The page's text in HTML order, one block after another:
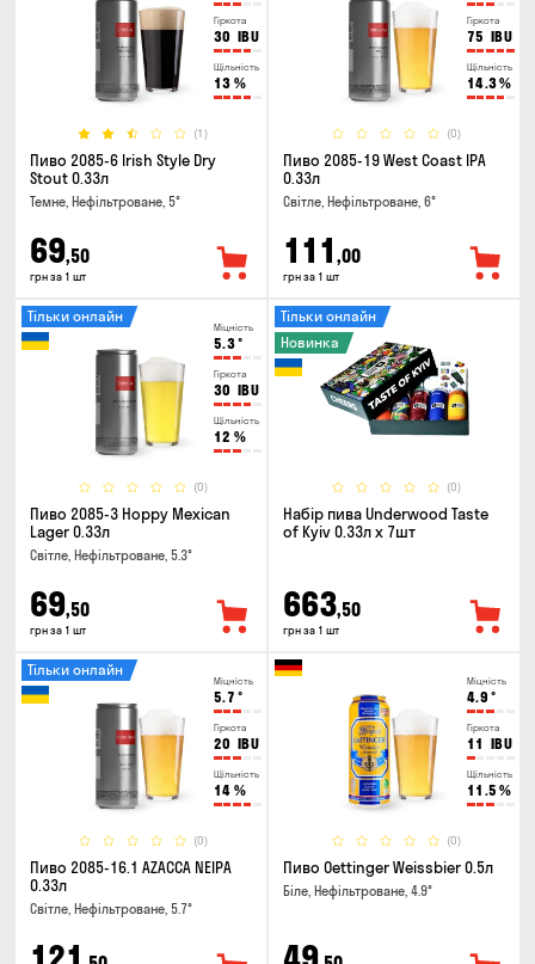
Гіркота
30 IBU
Щільність
13 %
(1)
Пиво 2085-6 Irish Style Dry
Stout 0.33л
Темне, Нефільтроване, 5°
69,50
грн за 1 шт
Гіркота
75 IBU
Щільність
14.3%
(0)
Пиво 2085-19 West Coast IPA
0.33л
Світле, Нефільтроване, 6°
111 ,00
грн за 1 шт
Міцність
5.3°
Гіркота
30 IBU
Щільність
12 %
(0)
Тільки онлайн
Пиво 2085-3 Hoppy Mexican
Lager 0.33л
Світле, Нефільтроване, 5.3°
69,50
грн за 1 шт
(0)
Тільки онлайн
Новинка
Набір пива Underwood Taste
of Kyiv 0.33л x 7шт
663,50
грн за 1 шт
Міцність
5.7 °
Гіркота
20 IBU
Щільність
14 %
(0)
Тільки онлайн
Пиво 2085-16.1 AZACCA NEIPA
0.33л
Світле, Нефільтроване, 5.7°
Міцність
4.9 °
Гіркота
11 IBU
Щільність
11.5 %
(0)
Пиво Oettinger Weissbier 0.5л
Біле, Нефільтроване, 4.9°